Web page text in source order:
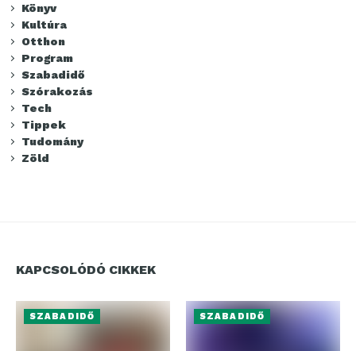
Könyv
Kultúra
Otthon
Program
Szabadidő
Szórakozás
Tech
Tippek
Tudomány
Zöld
KAPCSOLÓDÓ CIKKEK
SZABADIDŐ SZABADIDŐ